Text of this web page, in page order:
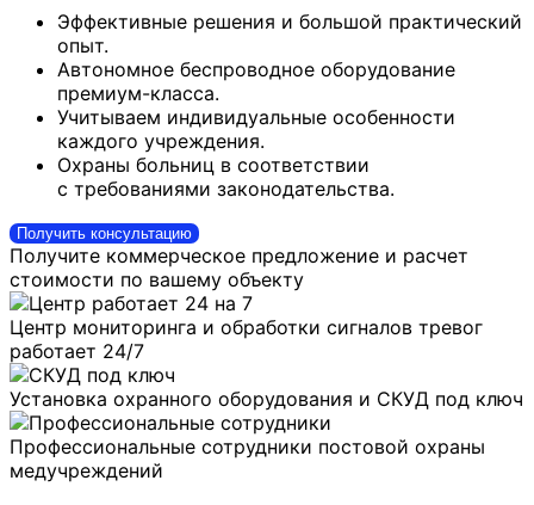
Эффективные решения и большой практический
опыт.
Автономное беспроводное оборудование
премиум-класса.
Учитываем индивидуальные особенности
каждого учреждения.
Охраны больниц в соответствии
с требованиями законодательства.
Получить консультацию
Получите коммерческое предложение и расчет
стоимости по вашему объекту
Центр мониторинга и обработки сигналов тревог
работает 24/7
Установка охранного оборудования и СКУД под ключ
Профессиональные сотрудники постовой охраны
медучреждений